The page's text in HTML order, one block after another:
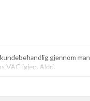
gjennom
VAG igjen. Aldri.